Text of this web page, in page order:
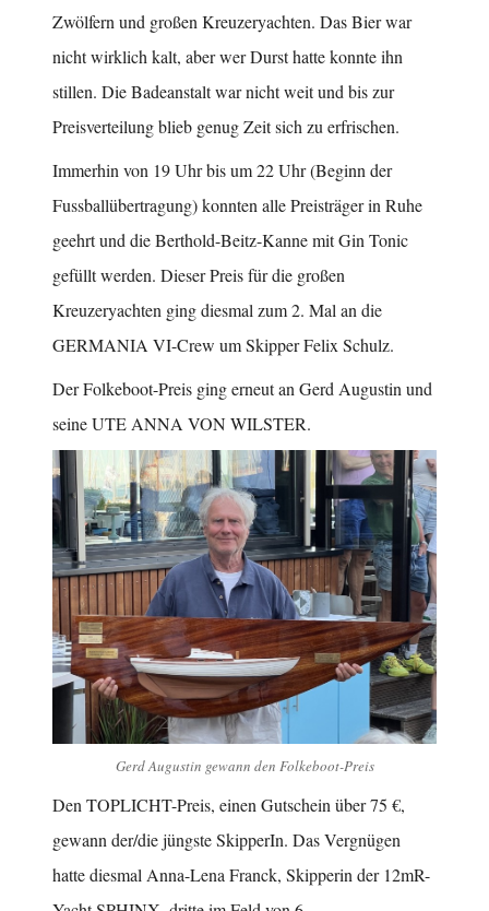
Zwölfern und großen Kreuzeryachten. Das Bier war
nicht wirklich kalt, aber wer Durst hatte konnte ihn
stillen. Die Badeanstalt war nicht weit und bis zur
Preisverteilung blieb genug Zeit sich zu erfrischen.
Immerhin von 19 Uhr bis um 22 Uhr (Beginn der
Fussballübertragung) konnten alle Preisträger in Ruhe
geehrt und die Berthold-Beitz-Kanne mit Gin Tonic
gefüllt werden. Dieser Preis für die großen
Kreuzeryachten ging diesmal zum 2. Mal an die
GERMANIA VI-Crew um Skipper Felix Schulz.
Der Folkeboot-Preis ging erneut an Gerd Augustin und
seine UTE ANNA VON WILSTER.
Gerd Augustin gewann den Folkeboot-Preis
Den TOPLICHT-Preis, einen Gutschein über 75 €,
gewann der/die jüngste SkipperIn. Das Vergnügen
hatte diesmal Anna-Lena Franck, Skipperin der 12mR-